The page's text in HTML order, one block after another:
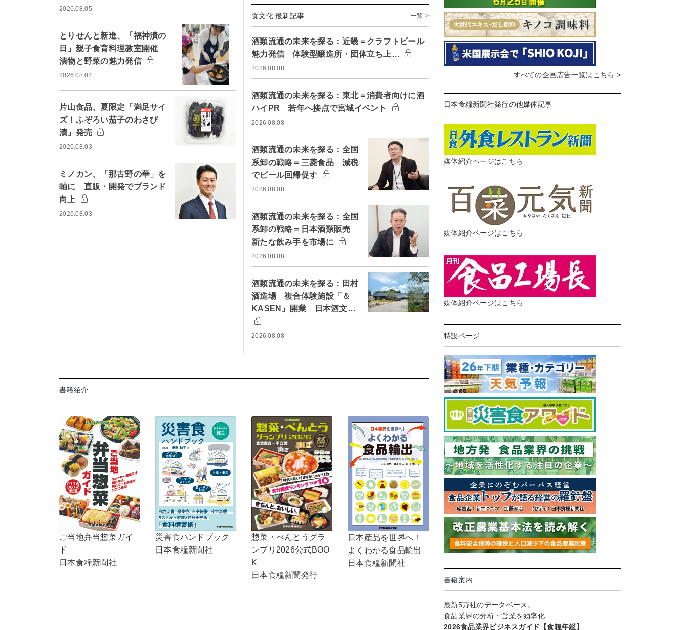
2026.08.05
とりせんと新進、「福神漬の
日」親子食育料理教室開催
漬物と野菜の魅力発信
2026.08.04
片山食品、夏限定「満足サイ
ズ！ふぞろい茄子のわさび
漬」発売
2026.08.03
ミノカン、「那古野の華」を
軸に 直販・開発でブランド
向上
2026.08.03
食文化 最新記事 一覧 >
酒類流通の未来を探る：近畿＝クラフトビール
魅力発信 体験型醸造所・団体立ち上…
2026.08.08
酒類流通の未来を探る：東北＝消費者向けに酒
ハイPR 若年へ接点で宮城イベント
2026.08.08
酒類流通の未来を探る：全国
系卸の戦略＝三菱食品 減税
でビール回帰促す
2026.08.08
酒類流通の未来を探る：全国
系卸の戦略＝日本酒類販売
新たな飲み手を市場に
2026.08.08
酒類流通の未来を探る：田村
酒造場 複合体験施設「＆
KASEN」開業 日本酒文…
2026.08.08
書籍紹介
ご当地弁当惣菜ガイ
ド
日本食糧新聞社
災害食ハンドブック
日本食糧新聞社
惣菜・べんとうグラ
ンプリ2026公式BOO
K
日本食糧新聞発行
日本産品を世界へ！
よくわかる食品輸出
日本食糧新聞社
すべての企画広告一覧はこちら >
日本食糧新聞社発行の他媒体記事
媒体紹介ページはこちら
媒体紹介ページはこちら
媒体紹介ページはこちら
特設ページ
書籍案内
最新5万社のデータベース。
食品業界の分析・営業を効率化
2026食品業界ビジネスガイド【食糧年鑑】